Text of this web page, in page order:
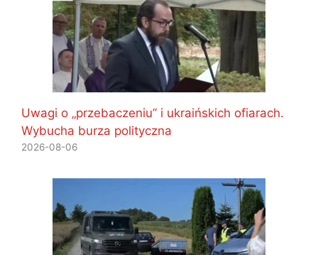
Uwagi o „przebaczeniu” i ukraińskich ofiarach.
Wybucha burza polityczna
2026-08-06